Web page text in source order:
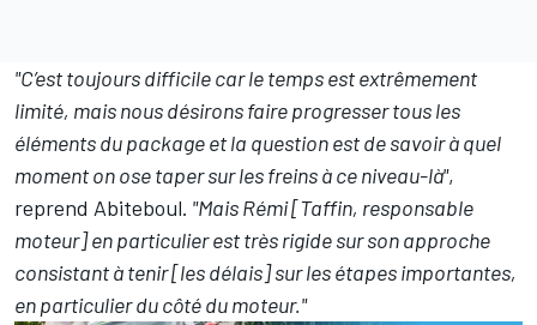
"C’est toujours difficile car le temps est extrêmement
limité, mais nous désirons faire progresser tous les
éléments du package et la question est de savoir à quel
moment on ose taper sur les freins à ce niveau-là",
reprend Abiteboul. "Mais Rémi [Taffin, responsable
moteur] en particulier est très rigide sur son approche
consistant à tenir [les délais] sur les étapes importantes,
en particulier du côté du moteur."